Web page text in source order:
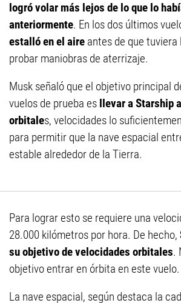
logró volar más lejos de lo que lo
anteriormente. En los dos últimos
estalló en el aire antes de que
probar maniobras de aterrizaje.
Musk señaló que el objetivo principal
vuelos de prueba es llevar a Starship
orbitales, velocidades lo
para permitir que la nave espacial
estable alrededor de la Tierra.
Para lograr esto se requiere una
28.000 kilómetros por hora. De hecho,
su objetivo de velocidades orbitales.
objetivo entrar en órbita en este vuelo.
La nave espacial, según destaca la